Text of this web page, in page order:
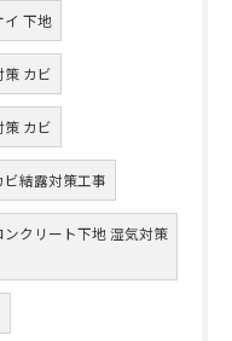
イ 下地
カビ
カビ
結露対策工事
ンクリート下地 湿気対策